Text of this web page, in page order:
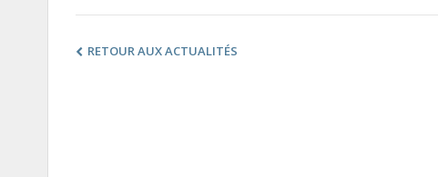
RETOUR AUX ACTUALITÉS